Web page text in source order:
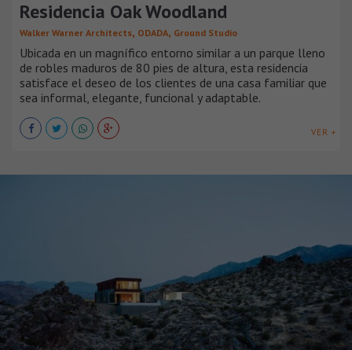
Residencia Oak Woodland
Walker Warner Architects, ODADA, Ground Studio
Ubicada en un magnífico entorno similar a un parque lleno
de robles maduros de 80 pies de altura, esta residencia
satisface el deseo de los clientes de una casa familiar que
sea informal, elegante, funcional y adaptable.
VER +